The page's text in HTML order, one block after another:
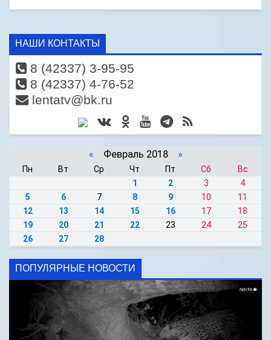
НАШИ КОНТАКТЫ
8 (42337) 3-95-95
8 (42337) 4-76-52
lentatv@bk.ru
« Февраль 2018 »
Пн Вт Ср Чт Пт Сб
Вс
1
2 3
4
5
6 7 8 9 10
11
12
13 14 15 16 17
18
19
20 21 22 23 24
25
26
27 28
ПОПУЛЯРНЫЕ НОВОСТИ